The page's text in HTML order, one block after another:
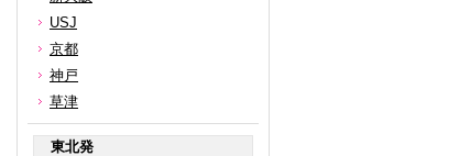
USJ
京都
神戸
草津
東北発